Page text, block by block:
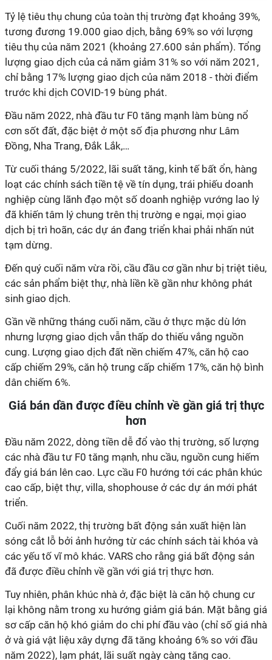
Tỷ lệ tiêu thụ chung của toàn thị trường đạt khoảng 39%,
tương đương 19.000 giao dịch, bằng 69% so với lượng
tiêu thụ của năm 2021 (khoảng 27.600 sản phẩm). Tổng
lượng giao dịch của cả năm giảm 31% so với năm 2021,
chỉ bằng 17% lượng giao dịch của năm 2018 - thời điểm
trước khi dịch COVID-19 bùng phát.
Đầu năm 2022, nhà đầu tư F0 tăng mạnh làm bùng nổ
cơn sốt đất, đặc biệt ở một số địa phương như Lâm
Đồng, Nha Trang, Đắk Lắk,…
Từ cuối tháng 5/2022, lãi suất tăng, kinh tế bất ổn, hàng
loạt các chính sách tiền tệ về tín dụng, trái phiếu doanh
nghiệp cùng lãnh đạo một số doanh nghiệp vướng lao lý
đã khiến tâm lý chung trên thị trường e ngại, mọi giao
dịch bị trì hoãn, các dự án đang triển khai phải nhấn nút
tạm dừng.
Đến quý cuối năm vừa rồi, cầu đầu cơ gần như bị triệt tiêu,
các sản phẩm biệt thự, nhà liền kề gần như không phát
sinh giao dịch.
Gần về những tháng cuối năm, cầu ở thực mặc dù lớn
nhưng lượng giao dịch vẫn thấp do thiếu vắng nguồn
cung. Lượng giao dịch đất nền chiếm 47%, căn hộ cao
cấp chiếm 29%, căn hộ trung cấp chiếm 17%, căn hộ bình
dân chiếm 6%.
Giá bán dần được điều chỉnh về gần giá trị thực
hơn
Đầu năm 2022, dòng tiền dễ đổ vào thị trường, số lượng
các nhà đầu tư F0 tăng mạnh, nhu cầu, nguồn cung hiếm
đẩy giá bán lên cao. Lực cầu F0 hướng tới các phân khúc
cao cấp, biệt thự, villa, shophouse ở các dự án mới phát
triển.
Cuối năm 2022, thị trường bất động sản xuất hiện làn
sóng cắt lỗ bởi ảnh hưởng từ các chính sách tài khóa và
các yếu tố vĩ mô khác. VARS cho rằng giá bất động sản
đã được điều chỉnh về gần với giá trị thực hơn.
Tuy nhiên, phân khúc nhà ở, đặc biệt là căn hộ chung cư
lại không nằm trong xu hướng giảm giá bán. Mặt bằng giá
sơ cấp căn hộ khó giảm do chi phí đầu vào (chỉ số giá nhà
ở và giá vật liệu xây dựng đã tăng khoảng 6% so với đầu
năm 2022), lạm phát, lãi suất ngày càng tăng cao.